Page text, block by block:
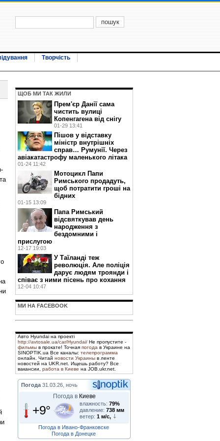
Творчість
ЩОБ МИ ТАК ЖИЛИ
Прем'єр Данії сама
чистить вулиці
Копенгагена від снігу
01-29 13:41
Пішов у відставку
міністр внутрішніх
справ… Румунії. Через
авіакатастрофу маленького літака
01-24 11:42
Мотоцикл Папи
Римського продадуть,
щоб потратити гроші на
бідних
01-15 13:09
Папа Римський
відсвяткував день
народження з
бездомними і
прислугою
12-17 19:03
У Таїланді теж
революція. Але поліція
дарує людям троянди і
співає з ними пісень про кохання
12-04 10:47
МИ НА FACEBOOK
Авто Hyundai на проекті
http://avtosale.ua/car/Hyundai/ Не пропустите -
фильмы в прокате! Точная погода в Украине на
SINOPTIK.ua Все каналы: телепрограмма
онлайн. Читай новости Украины в ленте
новостей на UKR.net. Ищешь работу? Все
вакансии, работа в Киеве на JOB.ukr.net.
Погода 31.03.26, ночь
Погода в Киеве
+9° влажность: 79%
давление: 738 мм
ветер: 1 м/с,
Погода в Ивано-Франковске
Погода в Донецке